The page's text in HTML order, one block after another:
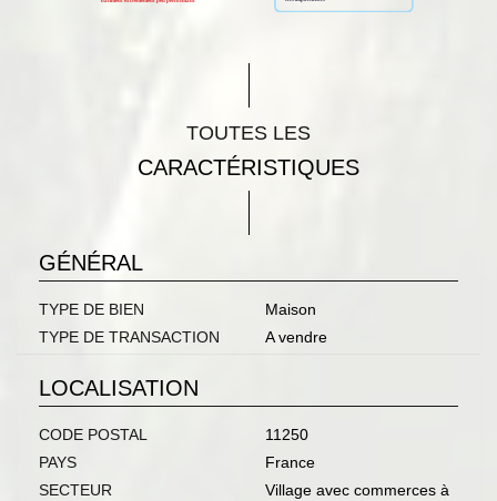
TOUTES LES
CARACTÉRISTIQUES
GÉNÉRAL
TYPE DE BIEN
Maison
TYPE DE TRANSACTION
A vendre
LOCALISATION
CODE POSTAL
11250
PAYS
France
SECTEUR
Village avec commerces à